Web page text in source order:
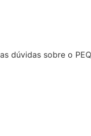
dúvidas sobre o